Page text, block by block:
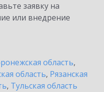
заявку на
или внедрение
область,
область, Рязанская
, Тульская область